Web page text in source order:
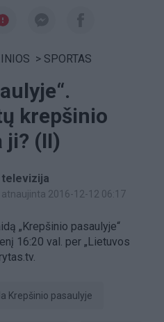
> SPORTAS
krepšinio
ji? (II)
televizija
atnaujinta 2016-12-12 06:17
„Krepšinio pasaulyje“
16:20 val. per „Lietuvos
Krepšinio pasaulyje